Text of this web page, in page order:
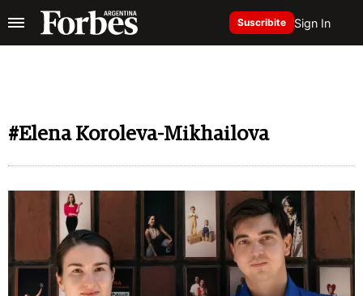
Suscribite Sign In
#Elena Koroleva-Mikhailova